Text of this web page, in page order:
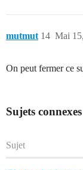
mutmut Mai
14
On peut fermer ce
Sujets connexes
Sujet